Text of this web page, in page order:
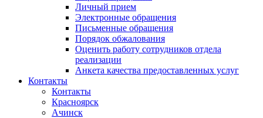
Личный прием
Электронные обращения
Письменные обращения
Порядок обжалования
Оценить работу сотрудников отдела
реализации
Анкета качества предоставленных услуг
Контакты
Контакты
Красноярск
Ачинск